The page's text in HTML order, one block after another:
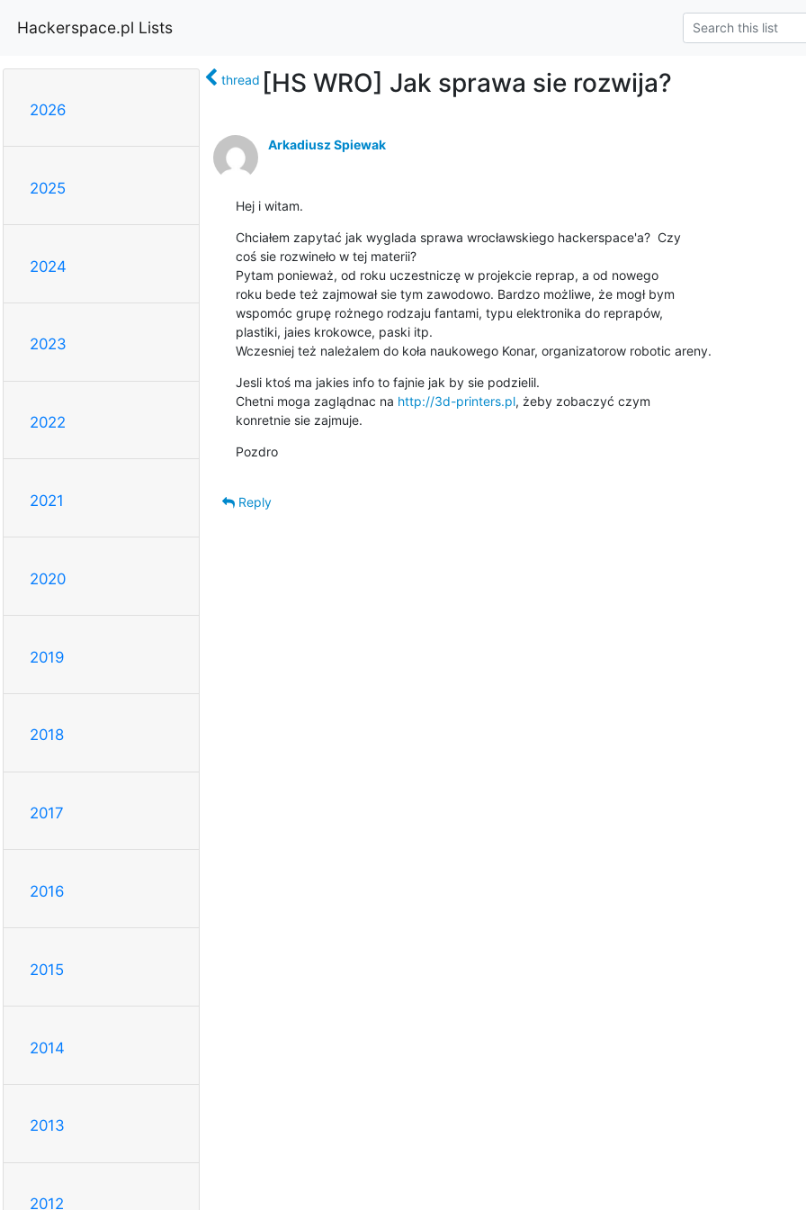
Hackerspace.pl Lists
2026
2025
2024
2023
2022
2021
2020
2019
2018
2017
2016
2015
2014
2013
2012
thread [HS WRO] Jak sprawa sie rozwija?
Arkadiusz Spiewak
Hej i witam.
Chciałem zapytać jak wyglada sprawa wrocławskiego hackerspace'a?  Czy
coś sie rozwineło w tej materii?
Pytam ponieważ, od roku uczestniczę w projekcie reprap, a od nowego
roku bede też zajmował sie tym zawodowo. Bardzo możliwe, że mogł bym
wspomóc grupę rożnego rodzaju fantami, typu elektronika do reprapów,
plastiki, jaies krokowce, paski itp.
Wczesniej też należalem do koła naukowego Konar, organizatorow robotic areny.
Jesli ktoś ma jakies info to fajnie jak by sie podzielil.
Chetni moga zaglądnac na http://3d-printers.pl, żeby zobaczyć czym
konretnie sie zajmuje.
Pozdro
Reply